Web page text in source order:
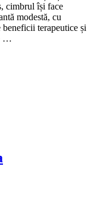
cimbrul își face
modestă, cu
terapeutice și
…